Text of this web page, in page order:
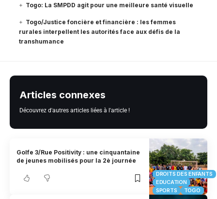
Togo: La SMPDD agit pour une meilleure santé visuelle
Togo/Justice foncière et financière : les femmes
rurales interpellent les autorités face aux défis de la
transhumance
Articles connexes
Découvrez d'autres articles liées à l'article !
DROITS DES ENFANTS
EDUCATION
SPORTS
TOGO
Golfe 3/Rue Positivity : une cinquantaine
de jeunes mobilisés pour la 2è journée